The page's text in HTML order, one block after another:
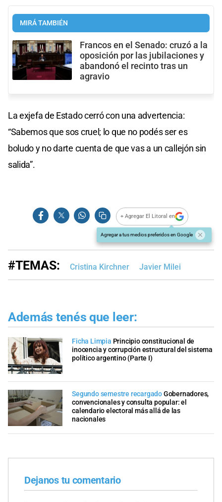
MIRÁ TAMBIÉN
Francos en el Senado: cruzó a la
oposición por las jubilaciones y
abandonó el recinto tras un
agravio
La exjefa de Estado cerró con una advertencia:
“Sabemos que sos cruel; lo que no podés ser es
boludo y no darte cuenta de que vas a un callejón sin
salida”.
+ Agregar El Litoral en
Agregar a tus medios preferidos en Google
#TEMAS: Cristina Kirchner Javier Milei
Además tenés que leer:
Ficha Limpia Principio constitucional de
inocencia y corrupción estructural del sistema
político argentino (Parte I)
Segundo semestre recargadoGobernadores,
convencionales y consulta popular: el
calendario electoral más allá de las
nacionales
Dejanos tu comentario